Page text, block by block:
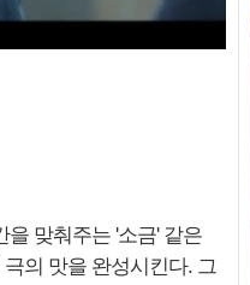
을 맞춰주는 '소금' 같은
의 맛을 완성시킨다. 그